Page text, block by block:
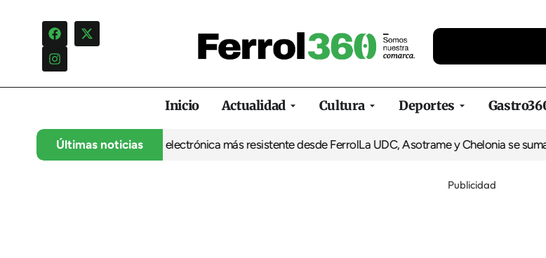
Inicio Actualidad Cultura Deportes
Últimas noticias
abre la puerta a una electrónica más resistente desde FerrolLa UDC, Asotrame y Chelonia se suman al
Publicidad